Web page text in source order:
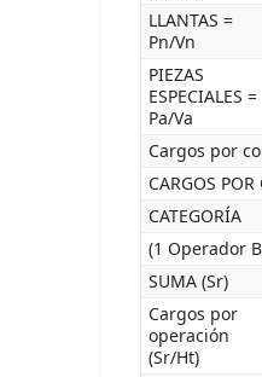
LLANTAS =
Pn/Vn
PIEZAS
ESPECIALES =
Pa/Va
Cargos por
CARGOS
CATEGORÍA
(1 Operador
SUMA (Sr)
Cargos por
operación
(Sr/Ht)